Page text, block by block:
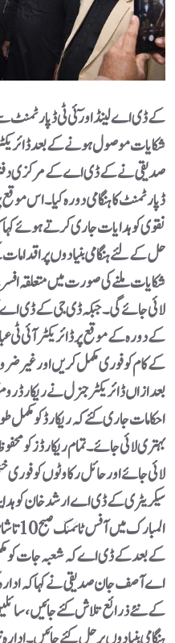
کے ڈی اے لینڈ اور ٓئی ٹی
شکایات موصول ہونے کے بعد
صدیقی نے کے ڈی اے کے مرکزی دفتر
ڈپارٹمنٹ کا ہنگامی دورہ کیا۔ اس
نقوی کوہدایات جاری کرتے ہوئے
حل کے لئے ہنگامی بنیادوں پر
شکایات ملنے کی صورت میں متعلقہ
لائی جائے گی۔جبکہ ڈی جی کے ڈی
کے دورہ کے موقع پر ڈائریکٹر آئی
کے کام کو فوری مکمل کریں اور غیر
بعدازاں ڈائریکٹر جنرل نے ریکارڈ
احکامات جاری کئے کہ ریکارڈ کو مکمل
بہتری لائی جائے۔تمام ریکارڈز کو
لائی جائے اور حائل رکاوٹوں کو
سیکریٹری کے ڈی اے ارشد خان کو
کے بعد کے ڈی اے کہ شعبہ جات کو
اے آصف جان صدیقی نے کہا کہ ادارہ
کے نئے ذرائع تلاش کئے جائیں،